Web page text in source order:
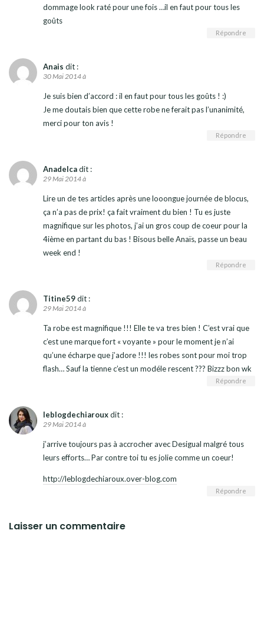
dommage look raté pour une fois …il en faut pour tous les
goûts
Répondre
Anais dit :
30 Mai 2014 à
Je suis bien d’accord : il en faut pour tous les goûts ! :)
Je me doutais bien que cette robe ne ferait pas l’unanimité,
merci pour ton avis !
Répondre
Anadelcadit :
29 Mai 2014 à
Lire un de tes articles après une looongue journée de blocus,
ça n’a pas de prix! ça fait vraiment du bien ! Tu es juste
magnifique sur les photos, j’ai un gros coup de coeur pour la
4ième en partant du bas ! Bisous belle Anaïs, passe un beau
week end !
Répondre
Titine59dit :
29 Mai 2014 à
Ta robe est magnifique !!! Elle te va tres bien ! C’est vrai que
c’est une marque fort « voyante » pour le moment je n’ai
qu’une écharpe que j’adore !!! les robes sont pour moi trop
flash… Sauf la tienne c’est un modéle rescent ??? Bizzz bon wk
Répondre
leblogdechiarouxdit :
29 Mai 2014 à
j’arrive toujours pas à accrocher avec Desigual malgré tous
leurs efforts… Par contre toi tu es jolie comme un coeur!
http://leblogdechiaroux.over-blog.com
Répondre
Laisser un commentaire